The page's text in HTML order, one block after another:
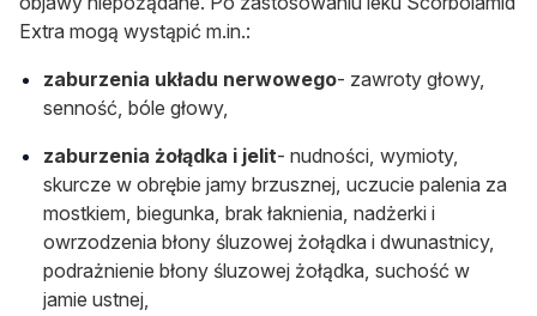
Extra mogą wystąpić m.in.:
zaburzenia układu nerwowego- zawroty głowy,
senność, bóle głowy,
zaburzenia żołądka i jelit- nudności, wymioty,
skurcze w obrębie jamy brzusznej, uczucie palenia za
mostkiem, biegunka, brak łaknienia, nadżerki i
owrzodzenia błony śluzowej żołądka i dwunastnicy,
podrażnienie błony śluzowej żołądka, suchość w
jamie ustnej,